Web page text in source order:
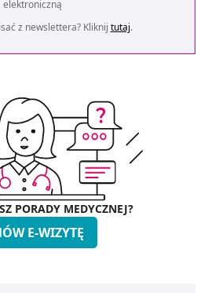
elektroniczną
z newslettera? Kliknij tutaj.
PORADY MEDYCZNEJ?
E-WIZYTĘ